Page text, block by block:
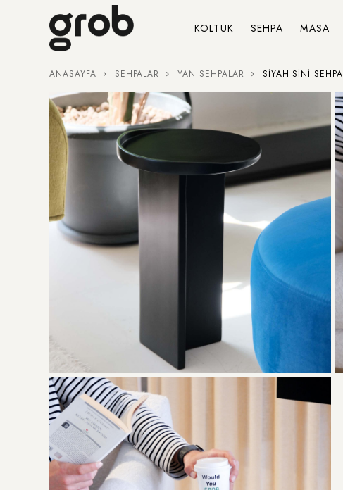
KOLTUK SEHPA MASA
ANASAYFA SEHPALAR YAN SEHPALAR
SIYAH SINI SEHPA